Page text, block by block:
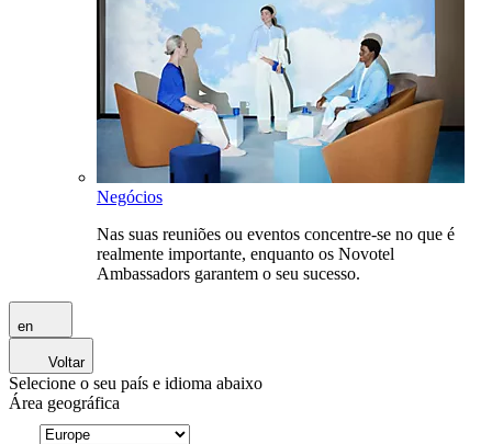
Negócios
Nas suas reuniões ou eventos concentre-se no que é
realmente importante, enquanto os Novotel
Ambassadors garantem o seu sucesso.
en
Voltar
Selecione o seu país e idioma abaixo
Área geográfica